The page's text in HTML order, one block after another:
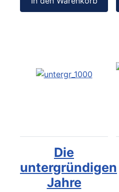
Die
untergründigen
Jahre